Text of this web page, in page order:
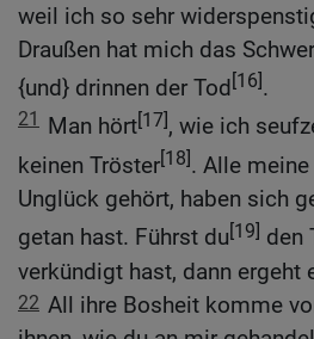
weil ich so sehr
Draußen hat mich das
{und} drinnen der Tod[16].
21 Man hört[17], wie ich
keinen Tröster[18]. Alle
Unglück gehört, haben sich
getan hast. Führst du[19] den
verkündigt hast, dann ergeht
22 All ihre Bosheit komme